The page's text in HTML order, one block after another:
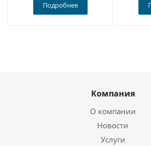
Подробнее
Компания
О компании
Новости
Услуги